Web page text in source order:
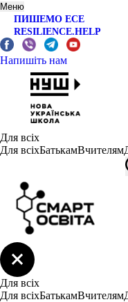
Меню
ПИШЕМО ЕСЕ
RESILIENCE.HELP
Напишіть нам
Для всіх
Для всіхБатькамВчителям
Для всіх
Для всіхБатькамВчителям